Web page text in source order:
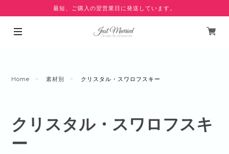
最短、ご購入の翌営業日に発送しています。
Home 素材別 クリスタル・スワロフスキー
クリスタル・スワロフスキ
ー